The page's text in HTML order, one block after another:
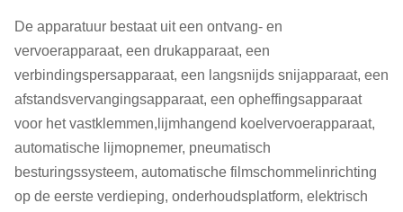
De apparatuur bestaat uit een ontvang- en
vervoerapparaat, een drukapparaat, een
verbindingspersapparaat, een langsnijds snijapparaat, een
afstandsvervangingsapparaat, een opheffingsapparaat
voor het vastklemmen,lijmhangend koelvervoerapparaat,
automatische lijmopnemer, pneumatisch
besturingssysteem, automatische filmschommelinrichting
op de eerste verdieping, onderhoudsplatform, elektrisch